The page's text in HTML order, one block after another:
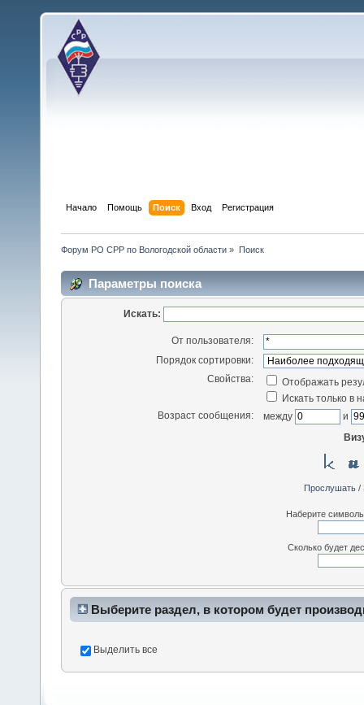
Начало Помощь Поиск Вход Регистрация
Форум РО СРР по Вологодской области » Поиск
Параметры поиска
Искать:
От пользователя:
Порядок сортировки:
Свойства:
Отображать
Искать только в
Возраст сообщения:
между
и
Прослушать/
Наберите
Сколько будет
Выберите раздел, в котором будет
Выделить все